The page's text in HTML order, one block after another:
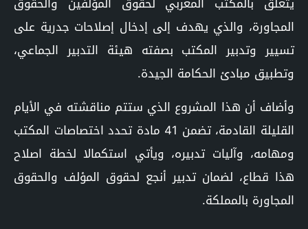
المجاورة، والذي يهدف إلى إدخال إصلاحات جدرية على
تسيير وتدبير المكتب بصفته هيئة التدبير الجماعي،
وتطبيق مبادئ الحكامة الجيدة.
وأضاف أن هذا المشروع الذي ستتم مناقشته في الأيام
القليلة القادمة، تضمن 41 مادة تحدد اختصاصات المكتب
ومهامه، وآليات تدبيره، ويأتي استكمالا لخطة اصلاح
هذا قطاع، لضمان تدبير أنجع لحقوق المؤلف والحقوق
المجاورة بالمملكة.